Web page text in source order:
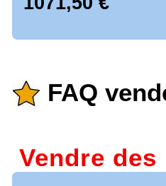
FAQ
Vendre